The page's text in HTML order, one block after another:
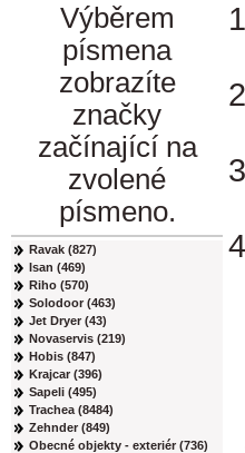
Výběrem
písmena
zobrazíte
značky
začínající na
zvolené
písmeno.
Ravak (827)
Isan (469)
Riho (570)
Solodoor (463)
Jet Dryer (43)
Novaservis (219)
Hobis (847)
Krajcar (396)
Sapeli (495)
Trachea (8484)
Zehnder (849)
Obecné objekty - exteriér (736)